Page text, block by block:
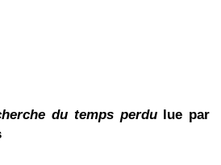
du temps perdulue par